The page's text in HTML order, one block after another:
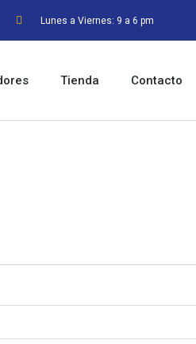
Lunes a Viernes: 9 a 6 pm
Tienda Contacto